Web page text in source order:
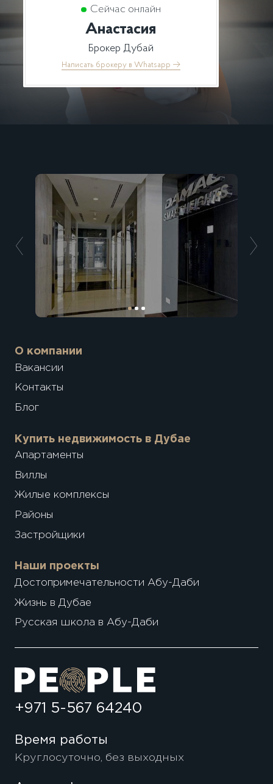
Сейчас онлайн
Анастасия
Брокер Дубай
Написать брокеру в Whatsapp →
О компании
Вакансии
Контакты
Блог
Купить недвижимость в Дубае
Апартаменты
Виллы
Жилые комплексы
Районы
Застройщики
Наши проекты
Достопримечательности Абу-Даби
Жизнь в Дубае
Русская школа в Абу-Даби
+971 5-567 64240
Время работы
Круглосуточно, без выходных